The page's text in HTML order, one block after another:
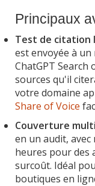
Principaux
Test de citation
est envoyée à
ChatGPT
sources qu'il
votre domaine
Share of Voice
Couverture
en un audit, avec
heures pour des
surcoût. Idéal
boutiques en